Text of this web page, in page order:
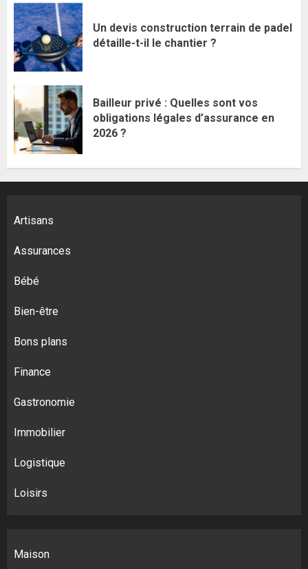
Un devis construction terrain de padel
détaille-t-il le chantier ?
Bailleur privé : Quelles sont vos
obligations légales d’assurance en
2026 ?
Artisans
Assurances
Bébé
Bien-être
Bons plans
Finance
Gastronomie
Immobilier
Logistique
Loisirs
Maison